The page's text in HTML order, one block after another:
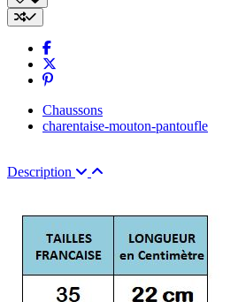
Chaussons
charentaise-mouton-pantoufle
Description